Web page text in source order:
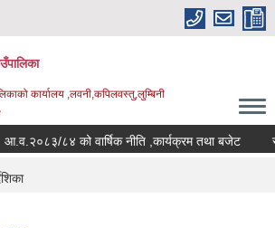
कार्यालय ,लवनी,कपिलवस्तु,लुम्बिनी
आ.व.२०८३/८४ को वार्षिक नीति ,कार्यक्रम तथा बजेट